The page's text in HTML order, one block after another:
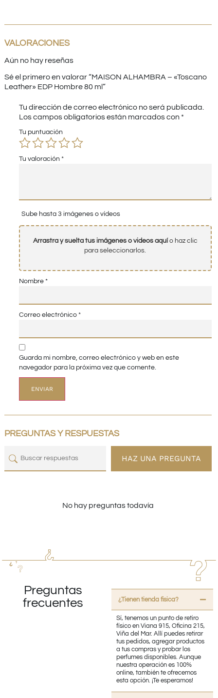
VALORACIONES
Aún no hay reseñas
Sé el primero en valorar “MAISON ALHAMBRA – «Toscano
Leather» EDP Hombre 80 ml”
Tu dirección de correo electrónico no será publicada.
Los campos obligatorios están marcados con *
Tu puntuación
Tu valoración *
Sube hasta 3 imágenes o vídeos
Arrastra y suelta tus imágenes o videos aquío haz clic
para seleccionarlos.
Nombre *
Correo electrónico *
Guarda mi nombre, correo electrónico y web en este
navegador para la próxima vez que comente.
PREGUNTAS Y RESPUESTAS
HAZ UNA PREGUNTA
No hay preguntas todavía
Preguntas
frecuentes
¿Tienen tienda fisica?
Sí, tenemos un punto de retiro
físico en Viana 915, Oficina 215,
Viña del Mar. Allí puedes retirar
tus pedidos, agregar productos
a tus compras y probar los
perfumes disponibles. Aunque
nuestra operación es 100%
online, también te ofrecemos
esta opción. ¡Te esperamos!